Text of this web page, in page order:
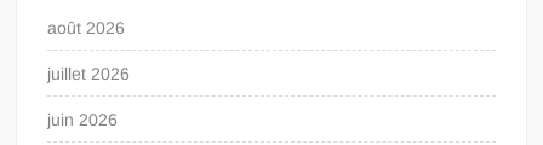
août 2026
juillet 2026
juin 2026